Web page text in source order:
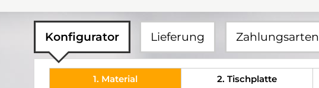
Konfigurator Lieferung Zahlungsarten
1. Material 2. Tischplatte